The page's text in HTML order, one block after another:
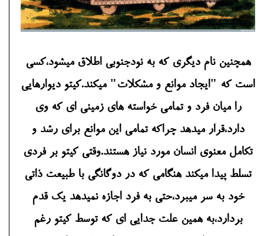
همچنین نام دیگری که به نودجنوبی اطلاق میشود،کسی
است که "ایجاد موانع و مشکلات" میکند.کیتو دیوارهایی
را میان فرد و تمامی خواسته های زمینی ای که وی
دارد،قرار میدهد چراکه تمامی این موانع برای رشد و
تکامل معنوی انسان مورد نیاز هستند.وقتی کیتو بر فردی
تسلط پیدا میکند هنگامی که در دوگانگی با طبیعت ذاتی
خود به سر میبرد،حتی به فرد اجازه نمیدهد یک قدم
بردارد،به همین علت جدایی ای که توسط کیتو رغم